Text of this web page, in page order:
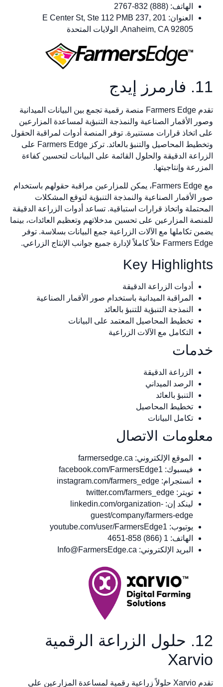
الهاتف: (888) 832-2767
العنوان: 201 E Center St, Ste 112 PMB 237,
Anaheim, CA 92805, الولايات المتحدة
11. فارمرز إيدج
تقدم Farmers Edge منصة رقمية تجمع بين البيانات الميدانية
وصور الأقمار الصناعية والنمذجة التنبؤية لمساعدة المزارعين
على اتخاذ قرارات مستنيرة. توفر المنصة أدوات لمراقبة الحقول
وتخطيط المحاصيل والتنبؤ بالعائد. تركز Farmers Edge على
الزراعة الدقيقة والحلول القائمة على البيانات لتحسين كفاءة
المزرعة وإنتاجيتها.
مع Farmers Edge، يمكن للمزارعين مراقبة حقولهم باستخدام
صور الأقمار الصناعية والنمذجة التنبؤية لتوقع المشكلات
المحتملة واتخاذ قرارات استباقية. تساعد أدوات الزراعة الدقيقة
للمنصة المزارعين على تحسين مدخلاتهم وتعظيم العائدات، بينما
يضمن تكاملها مع الآلات الزراعية جمع البيانات بسلاسة. توفر
Farmers Edge حلاً كاملاً لإدارة جميع جوانب الإنتاج الزراعي.
Key Highlights
أدوات الزراعة الدقيقة
المراقبة الميدانية باستخدام صور الأقمار الصناعية
النمذجة التنبؤية للتنبؤ بالعائد
تخطيط المحاصيل المعتمد على البيانات
التكامل مع الآلات الزراعية
خدمات
الزراعة الدقيقة
الرصد الميداني
التنبؤ بالعائد
تخطيط المحاصيل
تكامل البيانات
معلومات الاتصال
الموقع الإلكتروني: farmersedge.ca
فيسبوك: facebook.com/FarmersEdge1
انستجرام: instagram.com/farmers_edge
تويتر: twitter.com/farmers_edge
لينكد إن: linkedin.com/organization-
guest/company/farmers-edge
يوتيوب: youtube.com/user/FarmersEdge1
الهاتف: 1 (866) 858-4651
البريد الإلكتروني:Info@FarmersEdge.ca
12. حلول الزراعة الرقمية
Xarvio
تقدم Xarvio حلولاً زراعية رقمية لمساعدة المزارعين على